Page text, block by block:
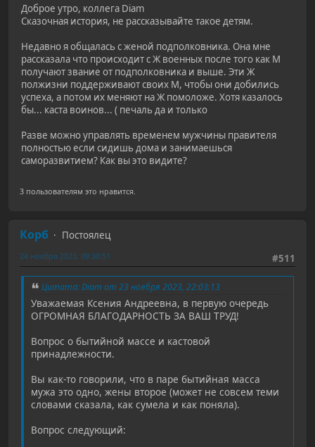
Доброе утро, коллега Diam
Сказочная история, не рассказывайте такое детям.
Недавно я общалась с женой подполковника. Она мне
рассказала что происходит с Ж военных после того как М
получают звание от подполковника и выше. Эти Ж
полжизни поддерживают своих М, чтобы они добились
успеха, а потом их меняют на Ж помоложе. Хотя казалось
бы... каста воинов... ( печаль да и только
Разве можно управлять временем мужчины правителя
полностью если сидишь дома и занимаешься
саморазвитием? Как вы это видите?
3 пользователям это нравится.
Корб
Постоялец
#511
24 ноября 2023, 09:30:51
Цитата: Diam от 23 ноября 2023, 22:03:13
Уважаемая Ксения Андреевна, в первую очередь
ОГРОМНАЯ БЛАГОДАРНОСТЬ ЗА ВАШ ТРУД!
Вопрос о бытийной массе и кастовой
принадлежности.
Вы как-то говорили, что в паре бытийная масса
мужа это одно, жены второе (может не совсем теми
словами сказала, как сумела и как поняла).
Вопрос следующий: